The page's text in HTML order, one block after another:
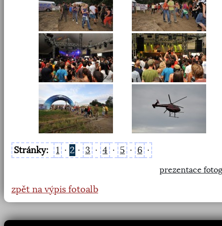
Stránky: 1 · 2 · 3 · 4 · 5 · 6 ·
prezentace
zpět na výpis fotoalb